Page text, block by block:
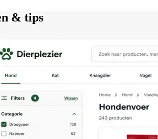
& tips